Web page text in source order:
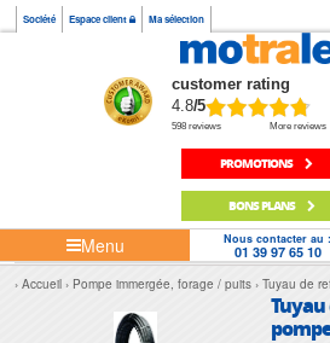
Société Espace client Ma sélection
customer rating
4.8/5
598 reviews More reviews
PROMOTIONS
BONS PLANS
Menu Nous contacter au :
01 39 97 65 10
Accueil Pompe immergée, forage / puits Tuyau de